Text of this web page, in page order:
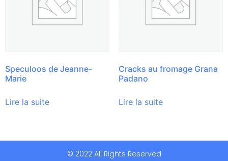
Speculoos de Jeanne-
Marie
Lire la suite
Cracks au fromage Grana
Padano
Lire la suite
© 2022 All Rights Reserved